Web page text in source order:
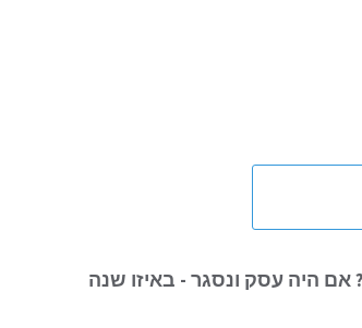
היה עסק ונסגר - באיזו שנה